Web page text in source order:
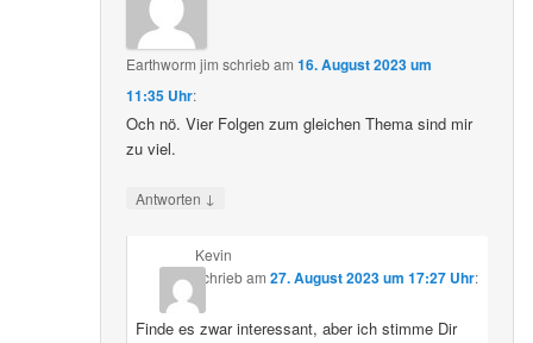
Earthworm jim schriebam16. August 2023 um
11:35 Uhr:
Och nö. Vier Folgen zum gleichen Thema sind mir
zu viel.
Antworten ↓
Kevin
schriebam 27. August 2023 um 17:27 Uhr:
Finde es zwar interessant, aber ich stimme Dir